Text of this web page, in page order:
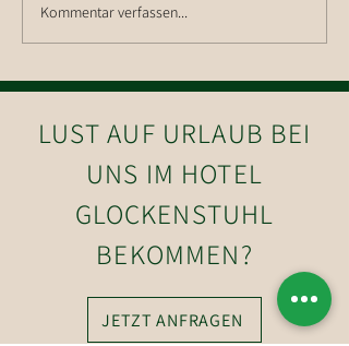
Wanderung auf die Hohe
Salve
Kommentar verfassen...
LUST AUF URLAUB BEI
UNS IM HOTEL
GLOCKENSTUHL
BEKOMMEN?
JETZT ANFRAGEN